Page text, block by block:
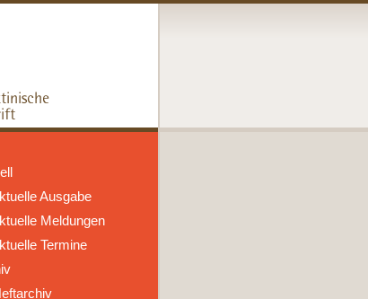
Ausgabe
Meldungen
Termine